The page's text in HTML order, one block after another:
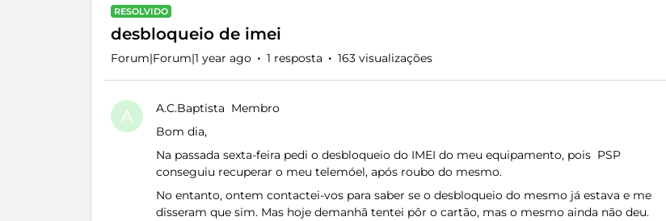
RESOLVIDO
desbloqueio de imei
Forum|Forum|1 year ago 1 resposta 163 visualizações
A A.C.Baptista Membro
Bom dia,
Na passada sexta-feira pedi o desbloqueio do IMEI do meu equipamento, pois PSP
conseguiu recuperar o meu telemóel, após roubo do mesmo.
No entanto, ontem contactei-vos para saber se o desbloqueio do mesmo já estava e me
disseram que sim. Mas hoje demanhã tentei pôr o cartão, mas o mesmo ainda não deu.